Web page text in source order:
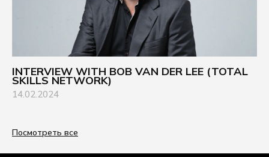
INTERVIEW WITH BOB VAN DER LEE (TOTAL
SKILLS NETWORK)
14.02.2024
Посмотреть все